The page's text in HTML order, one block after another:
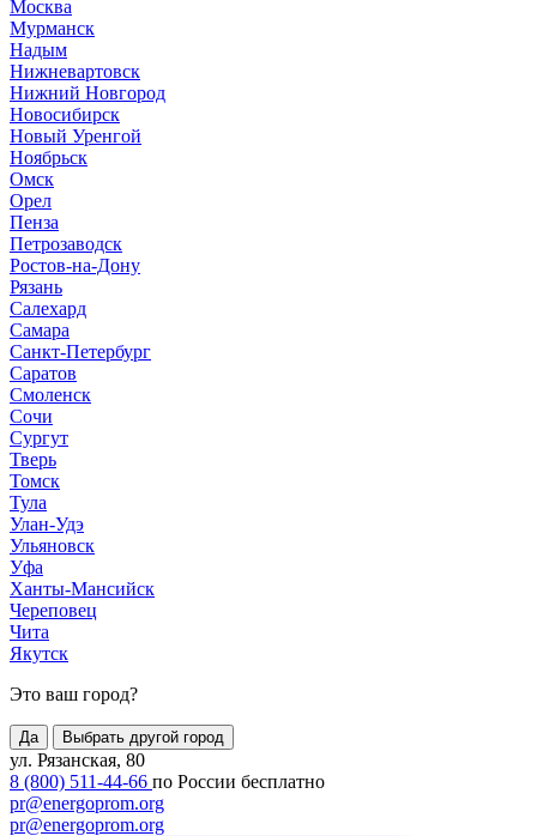
Москва
Мурманск
Надым
Нижневартовск
Нижний Новгород
Новосибирск
Новый Уренгой
Ноябрьск
Омск
Орел
Пенза
Петрозаводск
Ростов-на-Дону
Рязань
Салехард
Самара
Санкт-Петербург
Саратов
Смоленск
Сочи
Сургут
Тверь
Томск
Тула
Улан-Удэ
Ульяновск
Уфа
Ханты-Мансийск
Череповец
Чита
Якутск
Это ваш город?
Да Выбрать другой город
ул. Рязанская, 80
8 (800) 511-44-66 по России бесплатно
pr@energoprom.org
pr@energoprom.org